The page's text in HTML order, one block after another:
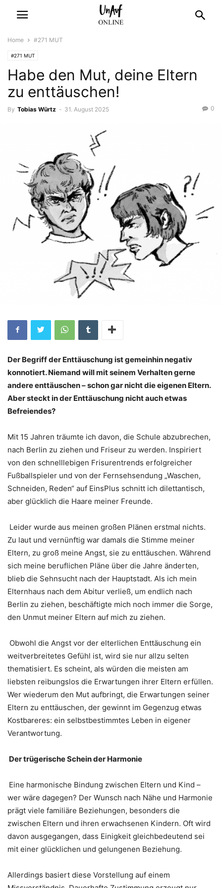
Home #271 MUT
#271 MUT
Habe den Mut, deine Eltern
zu enttäuschen!
By Tobias Würtz - 31. August 2025 0
Der Begriff der Enttäuschung ist gemeinhin negativ
konnotiert. Niemand will mit seinem Verhalten gerne
andere enttäuschen – schon gar nicht die eigenen Eltern.
Aber steckt in der Enttäuschung nicht auch etwas
Befreiendes?
Mit 15 Jahren träumte ich davon, die Schule abzubrechen,
nach Berlin zu ziehen und Friseur zu werden. Inspiriert
von den schnelllebigen Frisurentrends erfolgreicher
Fußballspieler und von der Fernsehsendung „Waschen,
Schneiden, Reden“ auf EinsPlus schnitt ich dilettantisch,
aber glücklich die Haare meiner Freunde.
Leider wurde aus meinen großen Plänen erstmal nichts.
Zu laut und vernünftig war damals die Stimme meiner
Eltern, zu groß meine Angst, sie zu enttäuschen. Während
sich meine beruflichen Pläne über die Jahre änderten,
blieb die Sehnsucht nach der Hauptstadt. Als ich mein
Elternhaus nach dem Abitur verließ, um endlich nach
Berlin zu ziehen, beschäftigte mich noch immer die Sorge,
den Unmut meiner Eltern auf mich zu ziehen.
Obwohl die Angst vor der elterlichen Enttäuschung ein
weitverbreitetes Gefühl ist, wird sie nur allzu selten
thematisiert. Es scheint, als würden die meisten am
liebsten reibungslos die Erwartungen ihrer Eltern erfüllen.
Wer wiederum den Mut aufbringt, die Erwartungen seiner
Eltern zu enttäuschen, der gewinnt im Gegenzug etwas
Kostbareres: ein selbstbestimmtes Leben in eigener
Verantwortung.
Der trügerische Schein der Harmonie
Eine harmonische Bindung zwischen Eltern und Kind –
wer wäre dagegen? Der Wunsch nach Nähe und Harmonie
prägt viele familiäre Beziehungen, besonders die
zwischen Eltern und ihren erwachsenen Kindern. Oft wird
davon ausgegangen, dass Einigkeit gleichbedeutend sei
mit einer glücklichen und gelungenen Beziehung.
Allerdings basiert diese Vorstellung auf einem